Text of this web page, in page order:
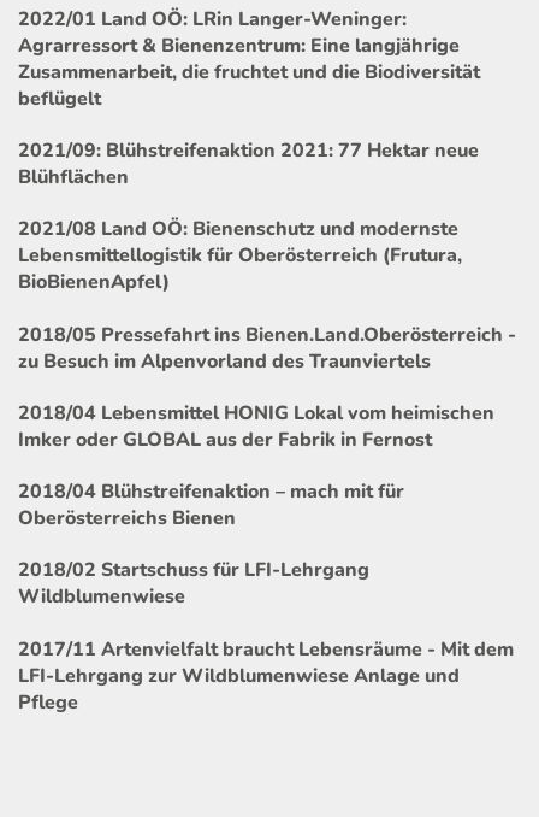
2022/01 Land OÖ: LRin Langer-Weninger:
Agrarressort & Bienenzentrum: Eine langjährige
Zusammenarbeit, die fruchtet und die Biodiversität
beflügelt
2021/09: Blühstreifenaktion 2021: 77 Hektar neue
Blühflächen
2021/08 Land OÖ: Bienenschutz und modernste
Lebensmittellogistik für Oberösterreich (Frutura,
BioBienenApfel)
2018/05 Pressefahrt ins Bienen.Land.Oberösterreich -
zu Besuch im Alpenvorland des Traunviertels
2018/04 Lebensmittel HONIG Lokal vom heimischen
Imker oder GLOBAL aus der Fabrik in Fernost
2018/04 Blühstreifenaktion – mach mit für
Oberösterreichs Bienen
2018/02 Startschuss für LFI-Lehrgang
Wildblumenwiese
2017/11 Artenvielfalt braucht Lebensräume - Mit dem
LFI-Lehrgang zur Wildblumenwiese Anlage und
Pflege